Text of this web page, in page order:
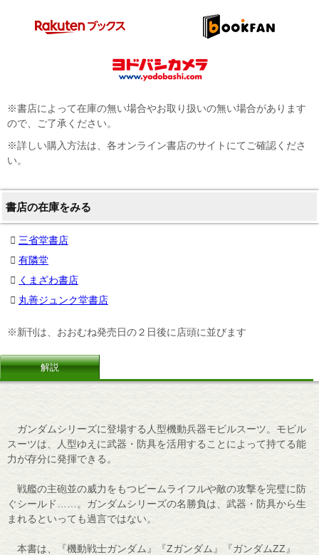
※書店によって在庫の無い場合やお取り扱いの無い場合があります
ので、ご了承ください。
※詳しい購入方法は、各オンライン書店のサイトにてご確認くださ
い。
書店の在庫をみる
三省堂書店
有隣堂
くまざわ書店
丸善ジュンク堂書店
※新刊は、おおむね発売日の２日後に店頭に並びます
解説
ガンダムシリーズに登場する人型機動兵器モビルスーツ。モビル
スーツは、人型ゆえに武器・防具を活用することによって持てる能
力が存分に発揮できる。
戦艦の主砲並の威力をもつビームライフルや敵の攻撃を完璧に防
ぐシールド……。ガンダムシリーズの名勝負は、武器・防具から生
まれるといっても過言ではない。
本書は、『機動戦士ガンダム』『Zガンダム』『ガンダムZZ』